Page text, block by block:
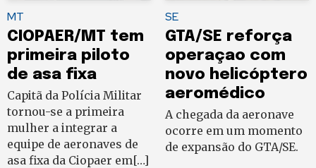
MT
CIOPAER/MT tem
primeira piloto
de asa fixa
Capitã da Polícia Militar
tornou-se a primeira
mulher a integrar a
equipe de aeronaves de
asa fixa da Ciopaer em[…]
SE
GTA/SE reforça
operaçao com
novo helicóptero
aeromédico
A chegada da aeronave
ocorre em um momento
de expansão do GTA/SE.